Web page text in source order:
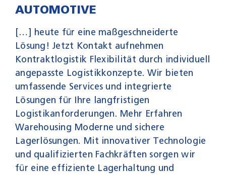
AUTOMOTIVE
[…] heute für eine maßgeschneiderte
Lösung! Jetzt Kontakt aufnehmen
Kontraktlogistik Flexibilität durch individuell
angepasste Logistikkonzepte. Wir bieten
umfassende Services und integrierte
Lösungen für Ihre langfristigen
Logistikanforderungen. Mehr Erfahren
Warehousing Moderne und sichere
Lagerlösungen. Mit innovativer Technologie
und qualifizierten Fachkräften sorgen wir
für eine effiziente Lagerhaltung und